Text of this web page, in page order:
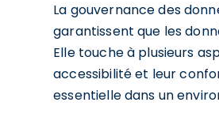
La gouvernance des
garantissent que les
Elle touche à plusieurs
accessibilité et leur
essentielle dans un